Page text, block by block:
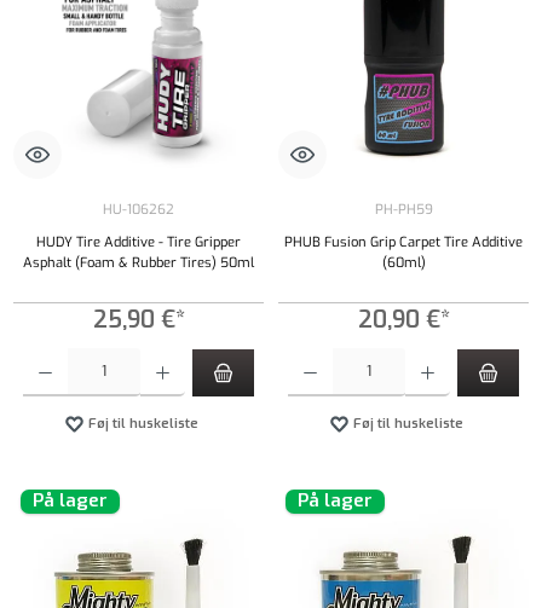
HU-106262
HUDY Tire Additive - Tire Gripper
Asphalt (Foam & Rubber Tires) 50ml
25,90 €*
Føj til huskeliste
PH-PH59
PHUB Fusion Grip Carpet Tire Additive
(60ml)
20,90 €*
Føj til huskeliste
På lager På lager